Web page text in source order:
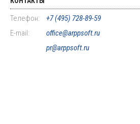
Телефон:
+7 (495) 728-89-59
E-mail:
office@arppsoft.ru
pr@arppsoft.ru